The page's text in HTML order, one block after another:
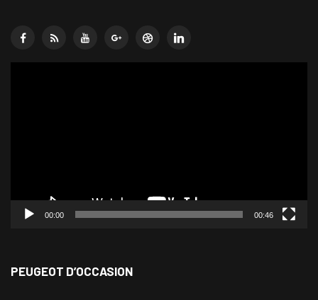
00:00 00:46
PEUGEOT D’OCCASION